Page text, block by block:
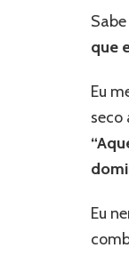
que
Eu
seco
Eu